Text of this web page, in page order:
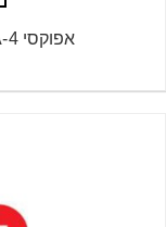
אפוקסי 4-EA-חלק א'- צבע מתכת - טמבור